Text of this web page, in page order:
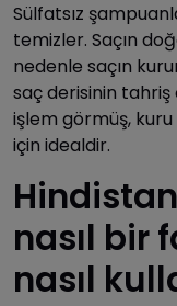
Sülfatsız
temizler. Saçın
nedenle saçın
saç derisinin tahriş
işlem görmüş,
için idealdir.
nasıl bir
nasıl